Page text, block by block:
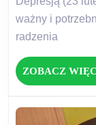
ważny i
radzenia
ZOBACZ